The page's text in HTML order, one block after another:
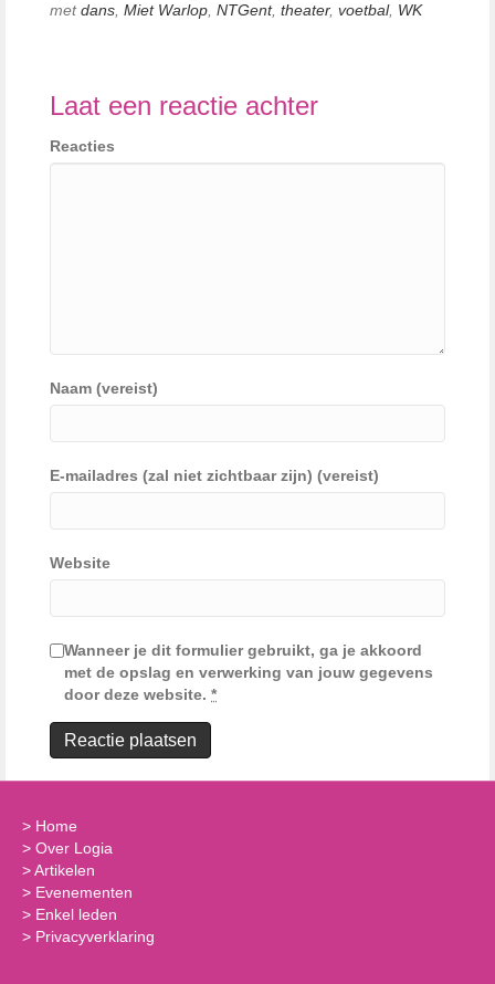
metdans, Miet Warlop, NTGent, theater, voetbal, WK
Laat een reactie achter
Reacties
Naam (vereist)
E-mailadres (zal niet zichtbaar zijn) (vereist)
Website
Wanneer je dit formulier gebruikt, ga je akkoord
met de opslag en verwerking van jouw gegevens
door deze website. *
> Home
> Over Logia
>Artikelen
> Evenementen
> Enkel leden
> Privacyverklaring